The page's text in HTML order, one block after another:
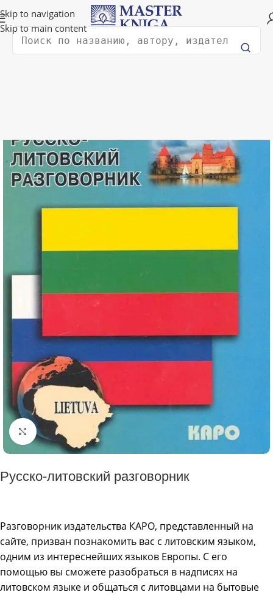
Skip to navigation
Skip to main content
Доставка в любую страну мира!
Поиск
Click to enlarge
Русско-литовский разговорник
Разговорник издательства КАРО, представленный на
сайте, призван познакомить вас с литовским языком,
одним из интереснейших языков Европы. С его
помощью вы сможете разобраться в надписях на
литовском языке и общаться с литовцами на бытовые